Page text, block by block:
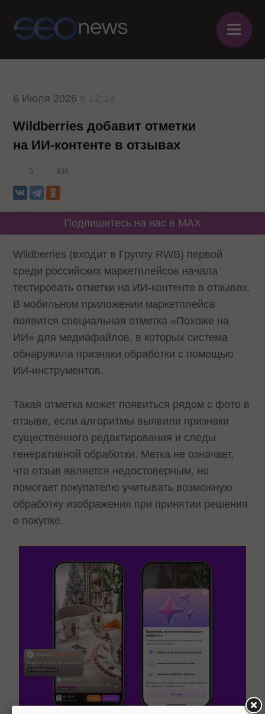
≡
6 Июля 2026
Wildberries добавит отметки
на ИИ-контенте в отзывах
0 934
Подпишитесь на нас в MAX
Wildberries (входит в Группу RWB) первой
среди российских маркетплейсов начала
тестировать отметки на ИИ-контенте в отзывах.
В мобильном приложении маркетплейса
появится специальная отметка «Похоже на
ИИ» для медиафайлов, в которых система
обнаружила признаки обработки с помощью
ИИ-инструментов.
Такая отметка может появиться рядом с фото в
отзыве, если алгоритмы выявили признаки
существенного редактирования и следы
генеративной обработки. Метка не означает,
что отзыв является недостоверным, но
помогает покупателю учитывать возможную
обработку изображения при принятии решения
о покупке.